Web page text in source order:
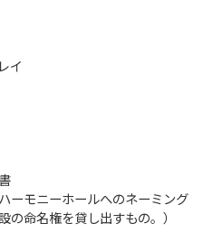
イ
ーモニーホールへのネーミング
の命名権を貸し出すもの。）